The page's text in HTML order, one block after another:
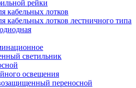
рейки
кабельных лотков
кабельных лотков лестничного типа
светильник
освещения
переносной